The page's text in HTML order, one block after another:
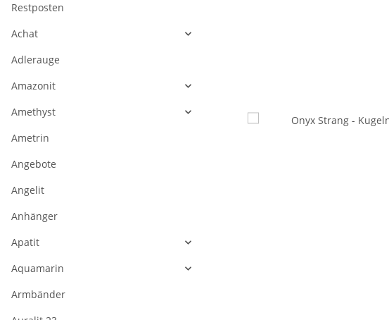
Restposten
Achat
Adlerauge
Amazonit
Amethyst
Ametrin
Angebote
Angelit
Anhänger
Apatit
Aquamarin
Armbänder